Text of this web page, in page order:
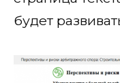
будет